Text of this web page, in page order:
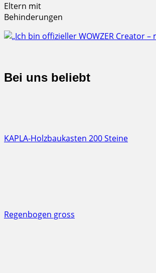
Eltern mit
Behinderungen
Bei uns beliebt
KAPLA-Holzbaukasten 200 Steine
Regenbogen gross